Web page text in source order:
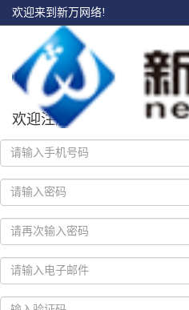
欢迎来到新万网络!
欢迎注册